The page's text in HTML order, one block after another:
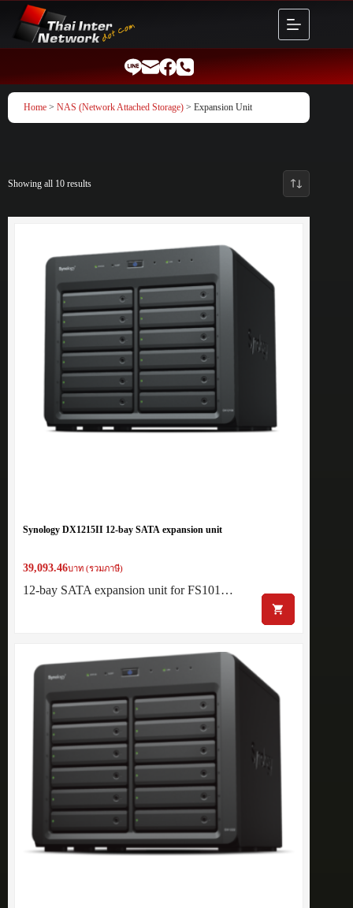
content
Home > NAS (Network Attached Storage) > Expansion Unit
Showing all 10 results
Synology DX1215II 12-bay SATA expansion unit
39,093.46บาท (รวมภาษี)
12-bay SATA expansion unit for FS101…